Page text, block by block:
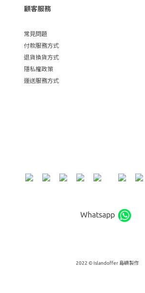
顧客服務
常見問題
付款服務方式
退貨換貨方式
隱私權政策
運送服務方式
Whatsapp
2022 © Islandoffer 島嶼製作